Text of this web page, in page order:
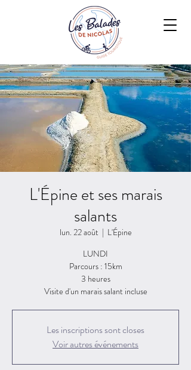
L'Épine et ses marais
salants
lun. 22 août
  |
L'Épine
LUNDI
Parcours : 15km
3 heures
Visite d'un marais salant incluse
Les inscriptions sont closes
Voir autres événements